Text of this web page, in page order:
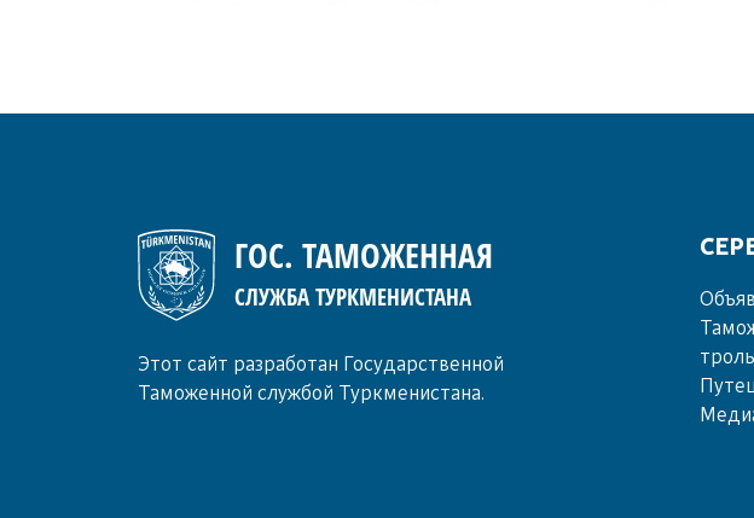
ГОС. ТАМОЖЕННАЯ
СЛУЖБА ТУРКМЕНИСТАНА
Этот сайт разработан Государственной
Таможенной службой Туркменистана.
троль